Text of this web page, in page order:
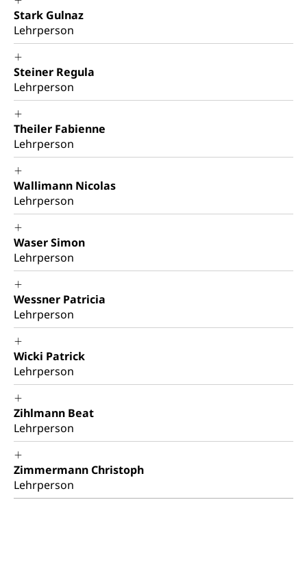
Stark Gulnaz
Lehrperson
Steiner Regula
Lehrperson
Theiler Fabienne
Lehrperson
Wallimann Nicolas
Lehrperson
Waser Simon
Lehrperson
Wessner Patricia
Lehrperson
Wicki Patrick
Lehrperson
Zihlmann Beat
Lehrperson
Zimmermann Christoph
Lehrperson